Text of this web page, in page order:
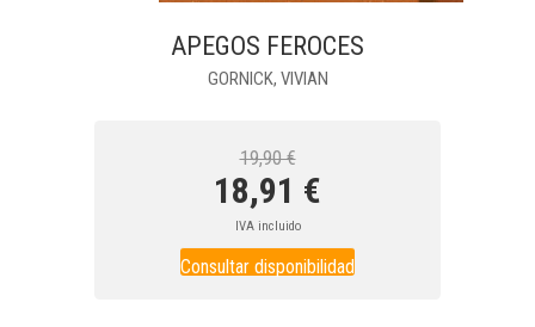
APEGOS FEROCES
GORNICK, VIVIAN
19,90 €
18,91 €
IVA incluido
Consultar disponibilidad